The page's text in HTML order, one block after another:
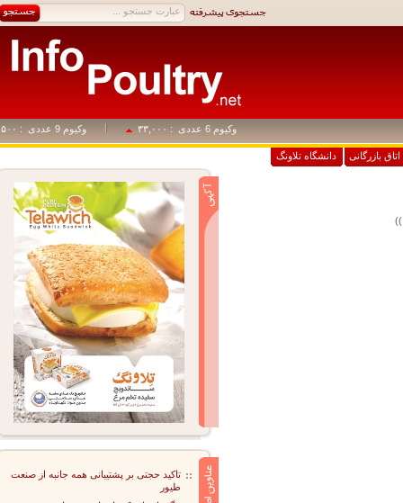
وکیوم 6 عددی : ۳۳,۰۰۰ وکیوم 9 عددی : ۴۹,۵۰۰
بازرگانی دانشگاه تلاونگ
تاکید حجتی بر پشتیبانی همه جانبه از صنعت
طیور